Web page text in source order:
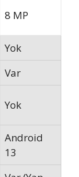
8 MP
Yok
Var
Yok
Android
13